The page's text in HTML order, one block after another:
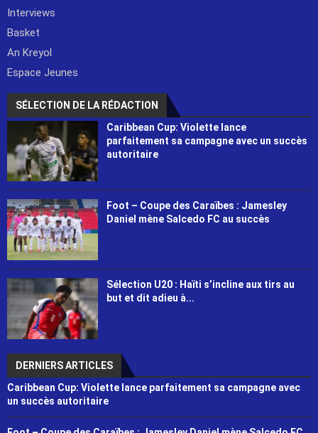
Interviews
Basket
An Kreyol
Espace Jeunes
SÉLECTION DE LA RÉDACTION
Caribbean Cup: Violette lance
parfaitement sa campagne avec un succès
autoritaire
Foot – Coupe des Caraïbes : Jamesley
Daniel mène Salcedo FC au succès
Sélection U20 : Haïti s’incline aux tirs au
but et dit adieu à...
DERNIERS ARTICLES
Caribbean Cup: Violette lance parfaitement sa campagne avec
un succès autoritaire